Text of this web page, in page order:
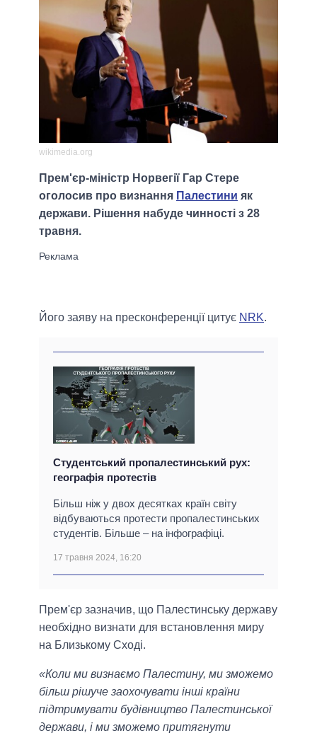
wikimedia.org
Прем'єр-міністр Норвегії Гар Стере
оголосив про визнання Палестини як
держави. Рішення набуде чинності з 28
травня.
Його заяву на пресконференції цитує NRK.
Студентський пропалестинський рух:
географія протестів
Більш ніж у двох десятках країн світу
відбуваються протести пропалестинських
студентів. Більше – на інфографіці.
17 травня 2024, 16:20
Прем'єр зазначив, що Палестинську державу
необхідно визнати для встановлення миру
на Близькому Сході.
«Коли ми визнаємо Палестину, ми зможемо
більш рішуче заохочувати інші країни
підтримувати будівництво Палестинської
держави, і ми зможемо притягнути